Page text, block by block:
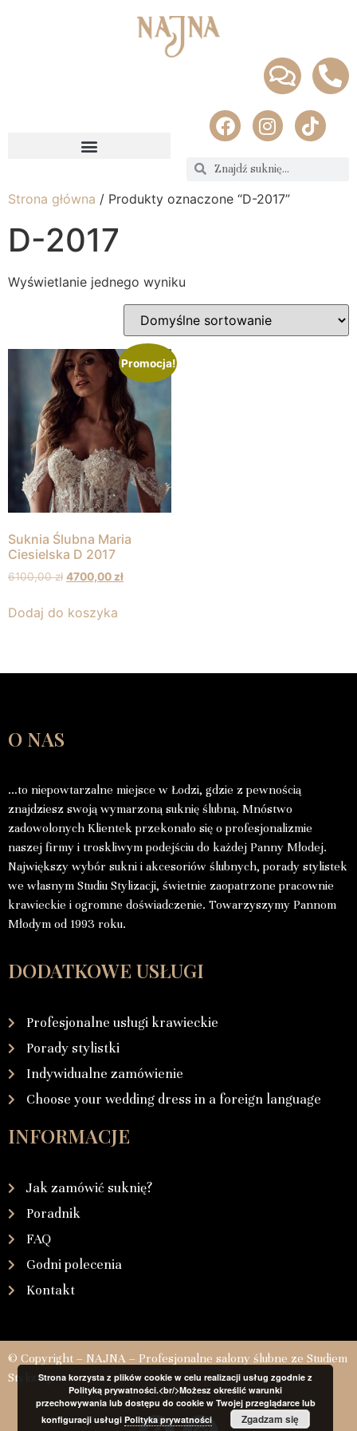
Strona główna / Produkty oznaczone “D-2017”
D-2017
Wyświetlanie jednego wyniku
Promocja!
Suknia Ślubna Maria
Ciesielska D 2017
6100,00zł 4700,00zł
Dodaj do koszyka
O NAS
…to niepowtarzalne miejsce w Łodzi, gdzie z pewnością
znajdziesz swoją wymarzoną suknię ślubną. Mnóstwo
zadowolonych Klientek przekonało się o profesjonalizmie
naszej firmy i troskliwym podejściu do każdej Panny Młodej.
Największy wybór sukni i akcesoriów ślubnych, porady stylistek
we własnym Studiu Stylizacji, świetnie zaopatrzone pracownie
krawieckie i ogromne doświadczenie. Towarzyszymy Pannom
Młodym od 1993 roku.
DODATKOWE USŁUGI
Profesjonalne usługi krawieckie
Porady stylistki
Indywidualne zamówienie
Choose your wedding dress in a foreign language
INFORMACJE
Jak zamówić suknię?
Poradnik
FAQ
Godni polecenia
Kontakt
© Copyright – NAJNA – Profesjonalne salony ślubne ze Studiem
StylizacjiStrona korzysta z plików cookie w celu realizacji usług zgodnie z
Polityką prywatności.<br/>Możesz określić warunki
przechowywania lub dostępu do cookie w Twojej przeglądarce lub
konfiguracji usługi Polityka prywatności Zgadzam się